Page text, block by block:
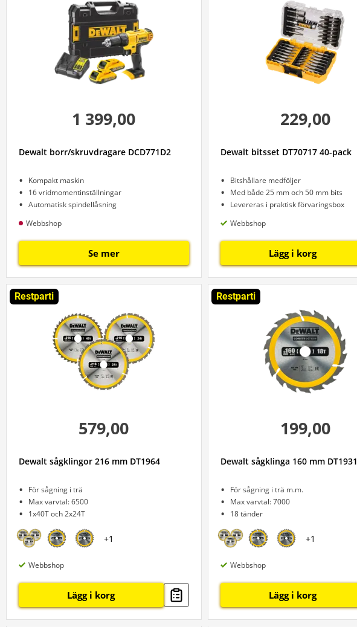
1 399,00
Dewalt borr/skruvdragare DCD771D2
Kompakt maskin
16 vridmomentinställningar
Automatisk spindellåsning
Webbshop
Se mer
229,00
Dewalt bitsset DT70717 40-pack
Bitshållare medföljer
Med både 25 mm och 50 mm bits
Levereras i praktisk förvaringsbox
Webbshop
Lägg i korg
Restparti
579,00
Dewalt sågklingor 216 mm DT1964
För sågning i trä
Max varvtal: 6500
1x40T och 2x24T
+1
Webbshop
Lägg i korg
Restparti
199,00
Dewalt sågklinga 160 mm DT1931
För sågning i trä m.m.
Max varvtal: 7000
18 tänder
+1
Webbshop
Lägg i korg